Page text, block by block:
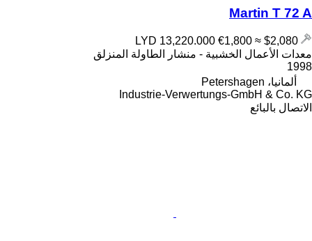
Martin T 72 A
€1,800 ≈ $2,080
معدات الأعمال الخشبية - منشار الطاولة المنزلق
1998
ألمانيا، Petershagen
Industrie-Verwertungs-GmbH & Co. KG
الاتصال بالبائع